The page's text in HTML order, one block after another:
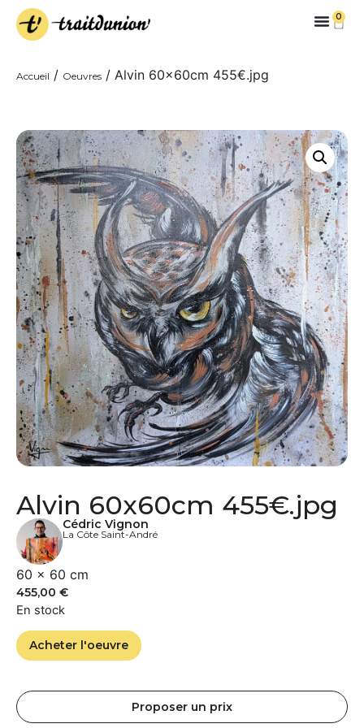
0
Accueil / Oeuvres / Alvin 60x60cm 455€.jpg
Alvin 60x60cm 455€.jpg
Cédric Vignon
La Côte Saint-André
60 × 60 cm
455,00 €
En stock
Acheter l'oeuvre
Proposer un prix